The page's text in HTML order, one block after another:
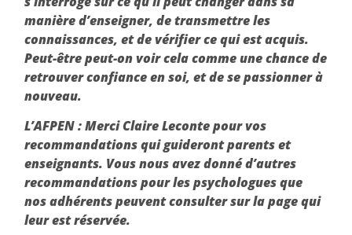
manière d’enseigner, de transmettre les
connaissances, et de vérifier ce qui est acquis.
Peut-être peut-on voir cela comme une chance de
retrouver confiance en soi, et de se passionner à
nouveau.
L’AFPEN :Merci Claire Leconte pour vos
recommandations qui guideront parents et
enseignants. Vous nous avez donné d’autres
recommandations pour les psychologues que
nos adhérents peuvent consulter sur la page qui
leur est réservée.